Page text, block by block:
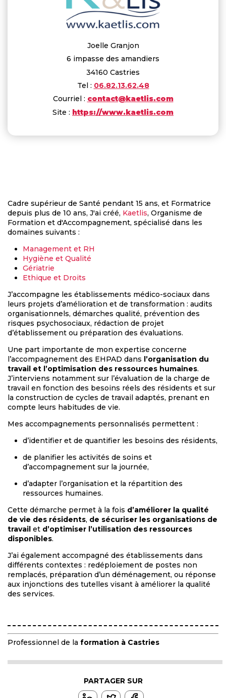
Joelle Granjon
6 impasse des amandiers
34160 Castries
Tel : 06.82.13.62.48
Courriel : contact@kaetlis.com
Site : https://www.kaetlis.com
Cadre supérieur de Santé pendant 15 ans, et Formatrice
depuis plus de 10 ans, J'ai créé, Kaetlis, Organisme de
Formation et d'Accompagnement, spécialisé dans les
domaines suivants :
Management et RH
Hygiène et Qualité
Gériatrie
Ethique et Droits
J’accompagne les établissements médico-sociaux dans
leurs projets d’amélioration et de transformation : audits
organisationnels, démarches qualité, prévention des
risques psychosociaux, rédaction de projet
d’établissement ou préparation des évaluations.
Une part importante de mon expertise concerne
l’accompagnement des EHPAD dans l’organisation du
travail et l’optimisation des ressources humaines.
J’interviens notamment sur l’évaluation de la charge de
travail en fonction des besoins réels des résidents et sur
la construction de cycles de travail adaptés, prenant en
compte leurs habitudes de vie.
Mes accompagnements personnalisés permettent :
d’identifier et de quantifier les besoins des résidents,
de planifier les activités de soins et
d’accompagnement sur la journée,
d’adapter l’organisation et la répartition des
ressources humaines.
Cette démarche permet à la fois d’améliorer la qualité
de vie des résidents, de sécuriser les organisations de
travail et d’optimiser l’utilisation des ressources
disponibles.
J’ai également accompagné des établissements dans
différents contextes : redéploiement de postes non
remplacés, préparation d’un déménagement, ou réponse
aux injonctions des tutelles visant à améliorer la qualité
des services.
Professionnel de la formation à Castries
PARTAGER SUR